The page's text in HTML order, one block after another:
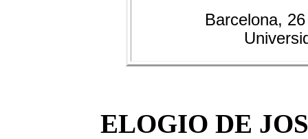
Barcelona,
ELOGIO DE